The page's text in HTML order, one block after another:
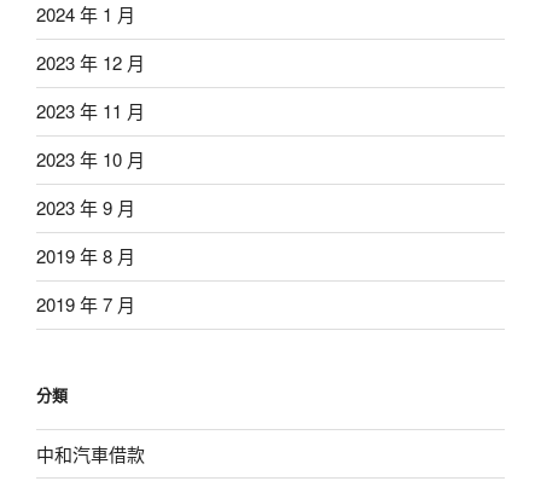
2024 年 1 月
2023 年 12 月
2023 年 11 月
2023 年 10 月
2023 年 9 月
2019 年 8 月
2019 年 7 月
分類
中和汽車借款